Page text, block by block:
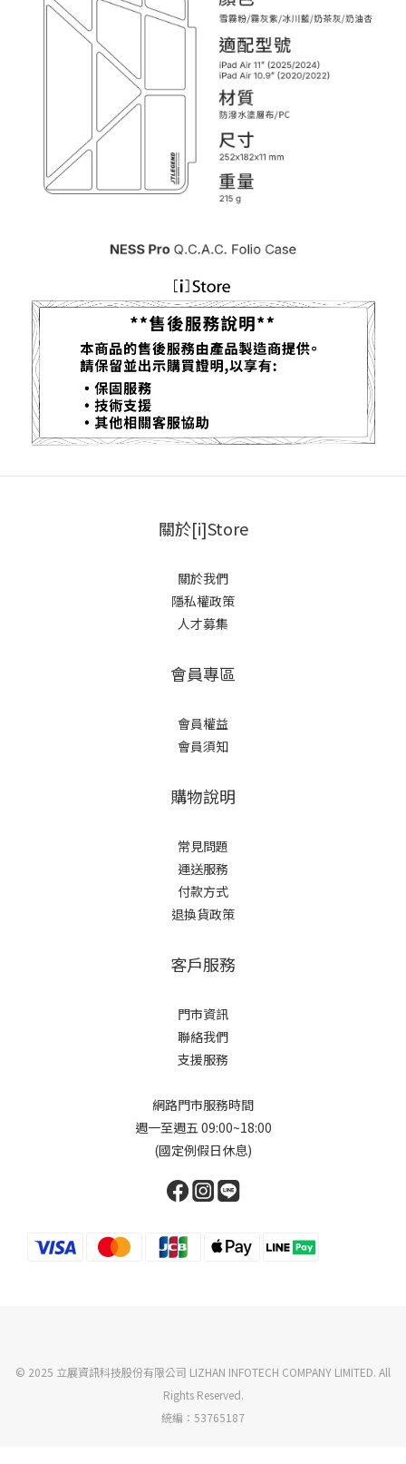
關於[i]Store
關於我們
隱私權政策
人才募集
會員專區
會員權益
會員須知
購物說明
常見問題
運送服務
付款方式
退換貨政策
客戶服務
門市資訊
聯絡我們
支援服務
網路門市服務時間
週一至週五 09:00~18:00
(國定例假日休息)
© 2025 立展資訊科技股份有限公司 LIZHAN INFOTECH COMPANY LIMITED. All
Rights Reserved.
統編：53765187